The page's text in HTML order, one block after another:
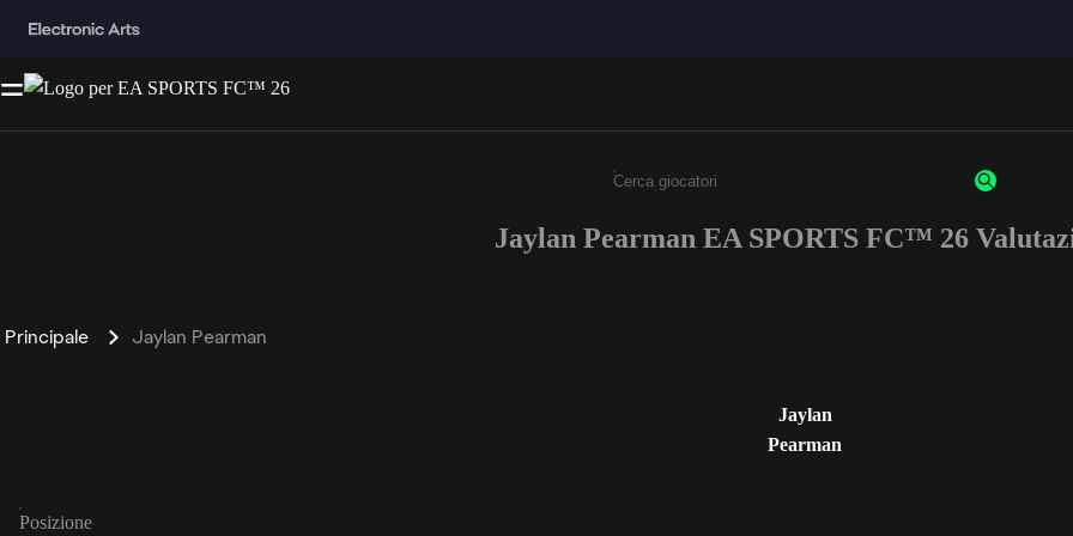
Inserisci un minimo di 3 caratteri o numeri.
Jaylan Pearman EA SPORTS FC™ 26
Principale Jaylan Pearman
Jaylan
Pearman
Posizione